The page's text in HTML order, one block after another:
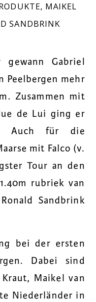
, MAIKEL
SANDBRINK
Gabriel
Peelbergen mehr
Zusammen mit
de Lui ging er
Auch für die
mit Falco (v.
Tour an den
rubriek van
Sandbrink
bei der ersten
Dabei sind
Maikel van
Niederländer in